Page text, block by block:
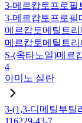
3-메르캅토프로필
3-메르캅토프로필
메르캅토메틸트리
메르캅토메틸트리
S-(옥타노일)메르
4
아미노 실란
3-(1,3-디메틸부틸
116229-43-7